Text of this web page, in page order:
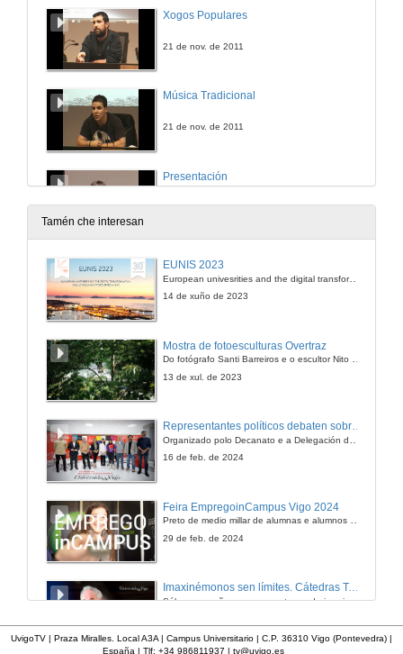
Xogos Populares
21 de nov. de 2011
Música Tradicional
21 de nov. de 2011
Presentación
23 de nov. de 2011
Presentación
Tamén che interesan
EUNIS 2023
European univesrities and the digital transformation: challenges and opportunities ahead
14 de xuño de 2023
Mostra de fotoesculturas Overtraz
Do fotógrafo Santi Barreiros e o escultor Nito Contreras.
13 de xul. de 2023
Representantes políticos debaten sobre educación e xuventude no campus de Pontevedra
16 de feb. de 2024
Feira EmpregoinCampus Vigo 2024
Preto de medio millar de alumnas e alumnos buscan coñecer máis de preto as oportunidades que lles achegan as arredor de medio cento de empresas que participan na edición viguesa da feira. Xunto coa visita aos stands, durante a feria desenvólvense varias actividades complementarias, como obradoiros, conversas, mesas redondas ou o pasaporte de empregabilidade, un espazo no que poderán recibir asesoramento sobre o seu CV.
29 de feb. de 2024
Imaxinémonos sen límites. Cátedras Telefónica
Sólo quen coñece as preguntas pode imaxinar novas respostas
UvigoTV | Praza Miralles. Local A3A | Campus Universitario | C.P. 36310 Vigo (Pontevedra) |
España | Tlf: +34 986811937 | tv@uvigo.es